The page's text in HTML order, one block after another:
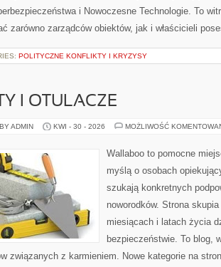
i Nowoczesne Technologie. To
zarówno zarządców obiektów, jak i właścicieli
POLITYCZNE KONFLIKTY I KRYZYSY
I OTULACZE
ADMIN KWI - 30 - 2026 MOŻLIWOŚĆ
Wallaboo to pomocne
myślą o osobach
szukają konkretnych
noworodków. Strona
miesiącach i latach życia
bezpieczeństwie. To blog,
związanych z karmieniem. Nowe kategorie na